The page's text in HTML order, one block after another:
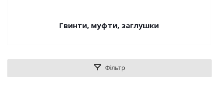
Гвинти, муфти, заглушки
Фільтр